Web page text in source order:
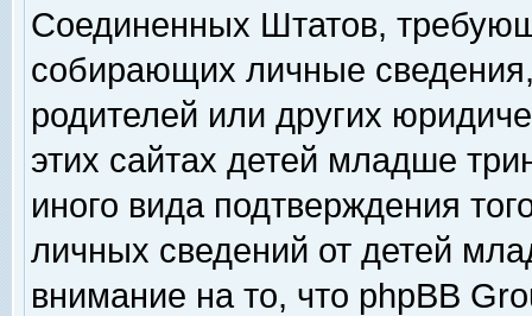
Соединенных Штатов,
собирающих личные
родителей или других
этих сайтах детей младше
иного вида подтверждения
личных сведений от детей
внимание на то, что phpBB